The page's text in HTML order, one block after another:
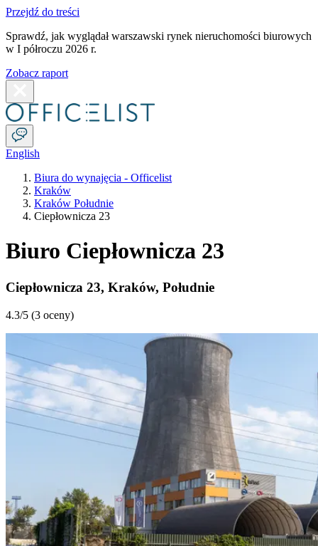
Przejdź do treści
Sprawdź, jak wyglądał warszawski rynek nieruchomości biurowych
w I półroczu 2026 r.
Zobacz raport
English
Biura do wynajęcia - Officelist
Kraków
Kraków Południe
Ciepłownicza 23
Biuro Ciepłownicza 23
Ciepłownicza 23, Kraków, Południe
4.3/5 (3 oceny)